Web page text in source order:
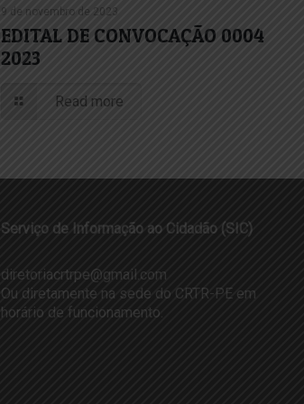
9 de novembro de 2023
EDITAL DE CONVOCAÇÃO 0004
2023
Read more
Serviço de Informação ao Cidadão (SIC)
diretoriacrtrpe@gmail.com
Ou diretamente na sede do CRTR-PE em
horário de funcionamento.